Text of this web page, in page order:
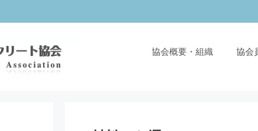
協会概要・組織 協会